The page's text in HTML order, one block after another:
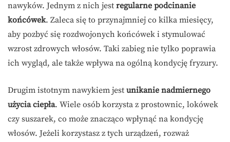
nawyków. Jednym z nich jest regularne podcinanie
końcówek. Zaleca się to przynajmniej co kilka miesięcy,
aby pozbyć się rozdwojonych końcówek i stymulować
wzrost zdrowych włosów. Taki zabieg nie tylko poprawia
ich wygląd, ale także wpływa na ogólną kondycję fryzury.
Drugim istotnym nawykiem jest unikanie nadmiernego
użycia ciepła. Wiele osób korzysta z prostownic, lokówek
czy suszarek, co może znacząco wpłynąć na kondycję
włosów. Jeżeli korzystasz z tych urządzeń, rozważ